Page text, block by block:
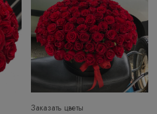
Заказать цветы